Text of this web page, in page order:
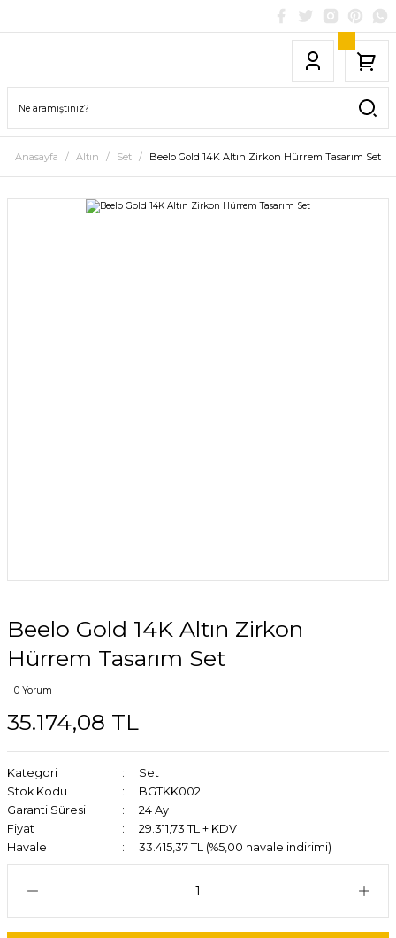
Anasayfa Altın Set Beelo Gold 14K Altın Zirkon Hürrem Tasarım Set
Beelo Gold 14K Altın Zirkon
Hürrem Tasarım Set
0 Yorum
35.174,08 TL
Kategori
Set
Stok Kodu
BGTKK002
Garanti Süresi
24 Ay
Fiyat
29.311,73 TL + KDV
Havale
33.415,37 TL (%5,00 havale indirimi)